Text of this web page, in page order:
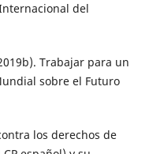
del
Trabajar para un
sobre el Futuro
los derechos de